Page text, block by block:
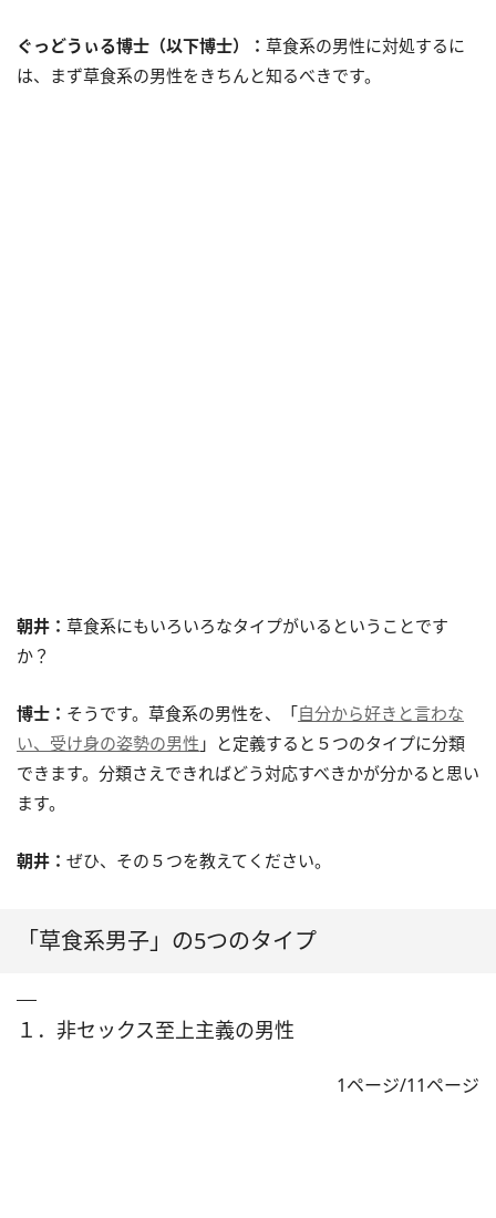
ぐっどうぃる博士（以下博士）： 草食系の男性に対処するに
は、まず草食系の男性をきちんと知るべきです。
朝井： 草食系にもいろいろなタイプがいるということです
か？
博士： そうです。草食系の男性を、「自分から好きと言わな
い、受け身の姿勢の男性 」と定義すると５つのタイプに分類
できます。分類さえできればどう対応すべきかが分かると思い
ます。
朝井： ぜひ、その５つを教えてください。
「草食系男子」の5つのタイプ
１．非セックス至上主義の男性
1ページ/11ページ